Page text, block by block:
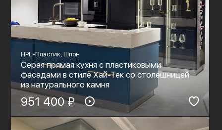
HPL-Пластик, Шпон
Серая прямая кухня с пластиковыми
фасадами в стиле Хай-Тек со столешницей
из натурального камня
951 400 ₽